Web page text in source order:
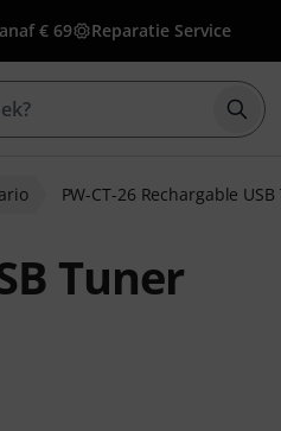
€ 69 Reparatie Service
PW-CT-26 Rechargable
Tuner